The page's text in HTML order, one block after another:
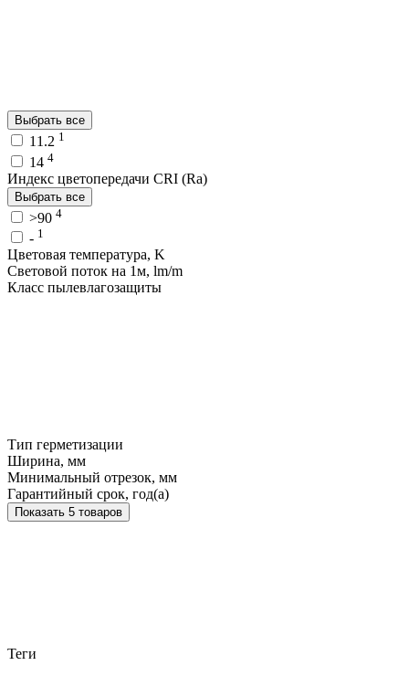
Выбрать все
11.2 1
14 4
Индекс цветопередачи CRI (Ra)
Выбрать все
>90 4
- 1
Цветовая температура, K
Световой поток на 1м, lm/m
Класс пылевлагозащиты
Тип герметизации
Ширина, мм
Минимальный отрезок, мм
Гарантийный срок, год(а)
Показать 5 товаров
Теги